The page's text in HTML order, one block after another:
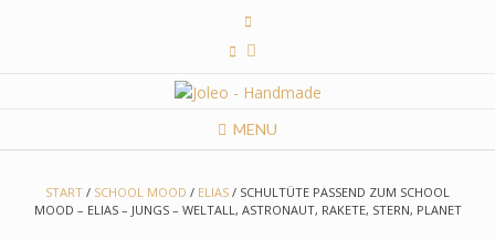
MENU
START / SCHOOL MOOD / ELIAS / SCHULTÜTE PASSEND ZUM SCHOOL
MOOD – ELIAS – JUNGS – WELTALL, ASTRONAUT, RAKETE, STERN, PLANET